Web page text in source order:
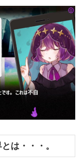
は・・・。